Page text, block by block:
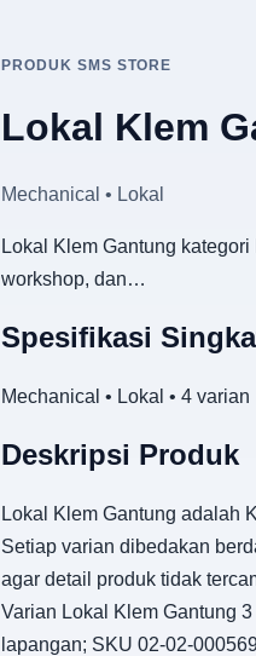
PRODUK SMS STORE
Lokal Klem
Mechanical • Lokal
Lokal Klem Gantung
workshop, dan…
Spesifikasi
Mechanical • Lokal • 4 varian
Deskripsi Produk
Lokal Klem Gantung adalah
Setiap varian dibedakan
agar detail produk tidak
Varian Lokal Klem Gantung
lapangan; SKU 02-02-